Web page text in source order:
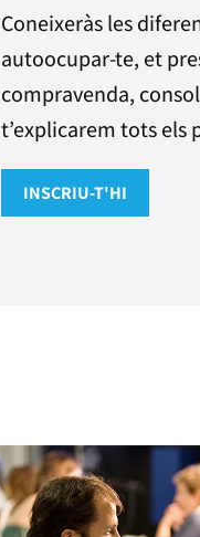
Coneixeràs les
autoocupar-te, et
compravenda,
t’explicarem tots els
INSCRIU-T'HI